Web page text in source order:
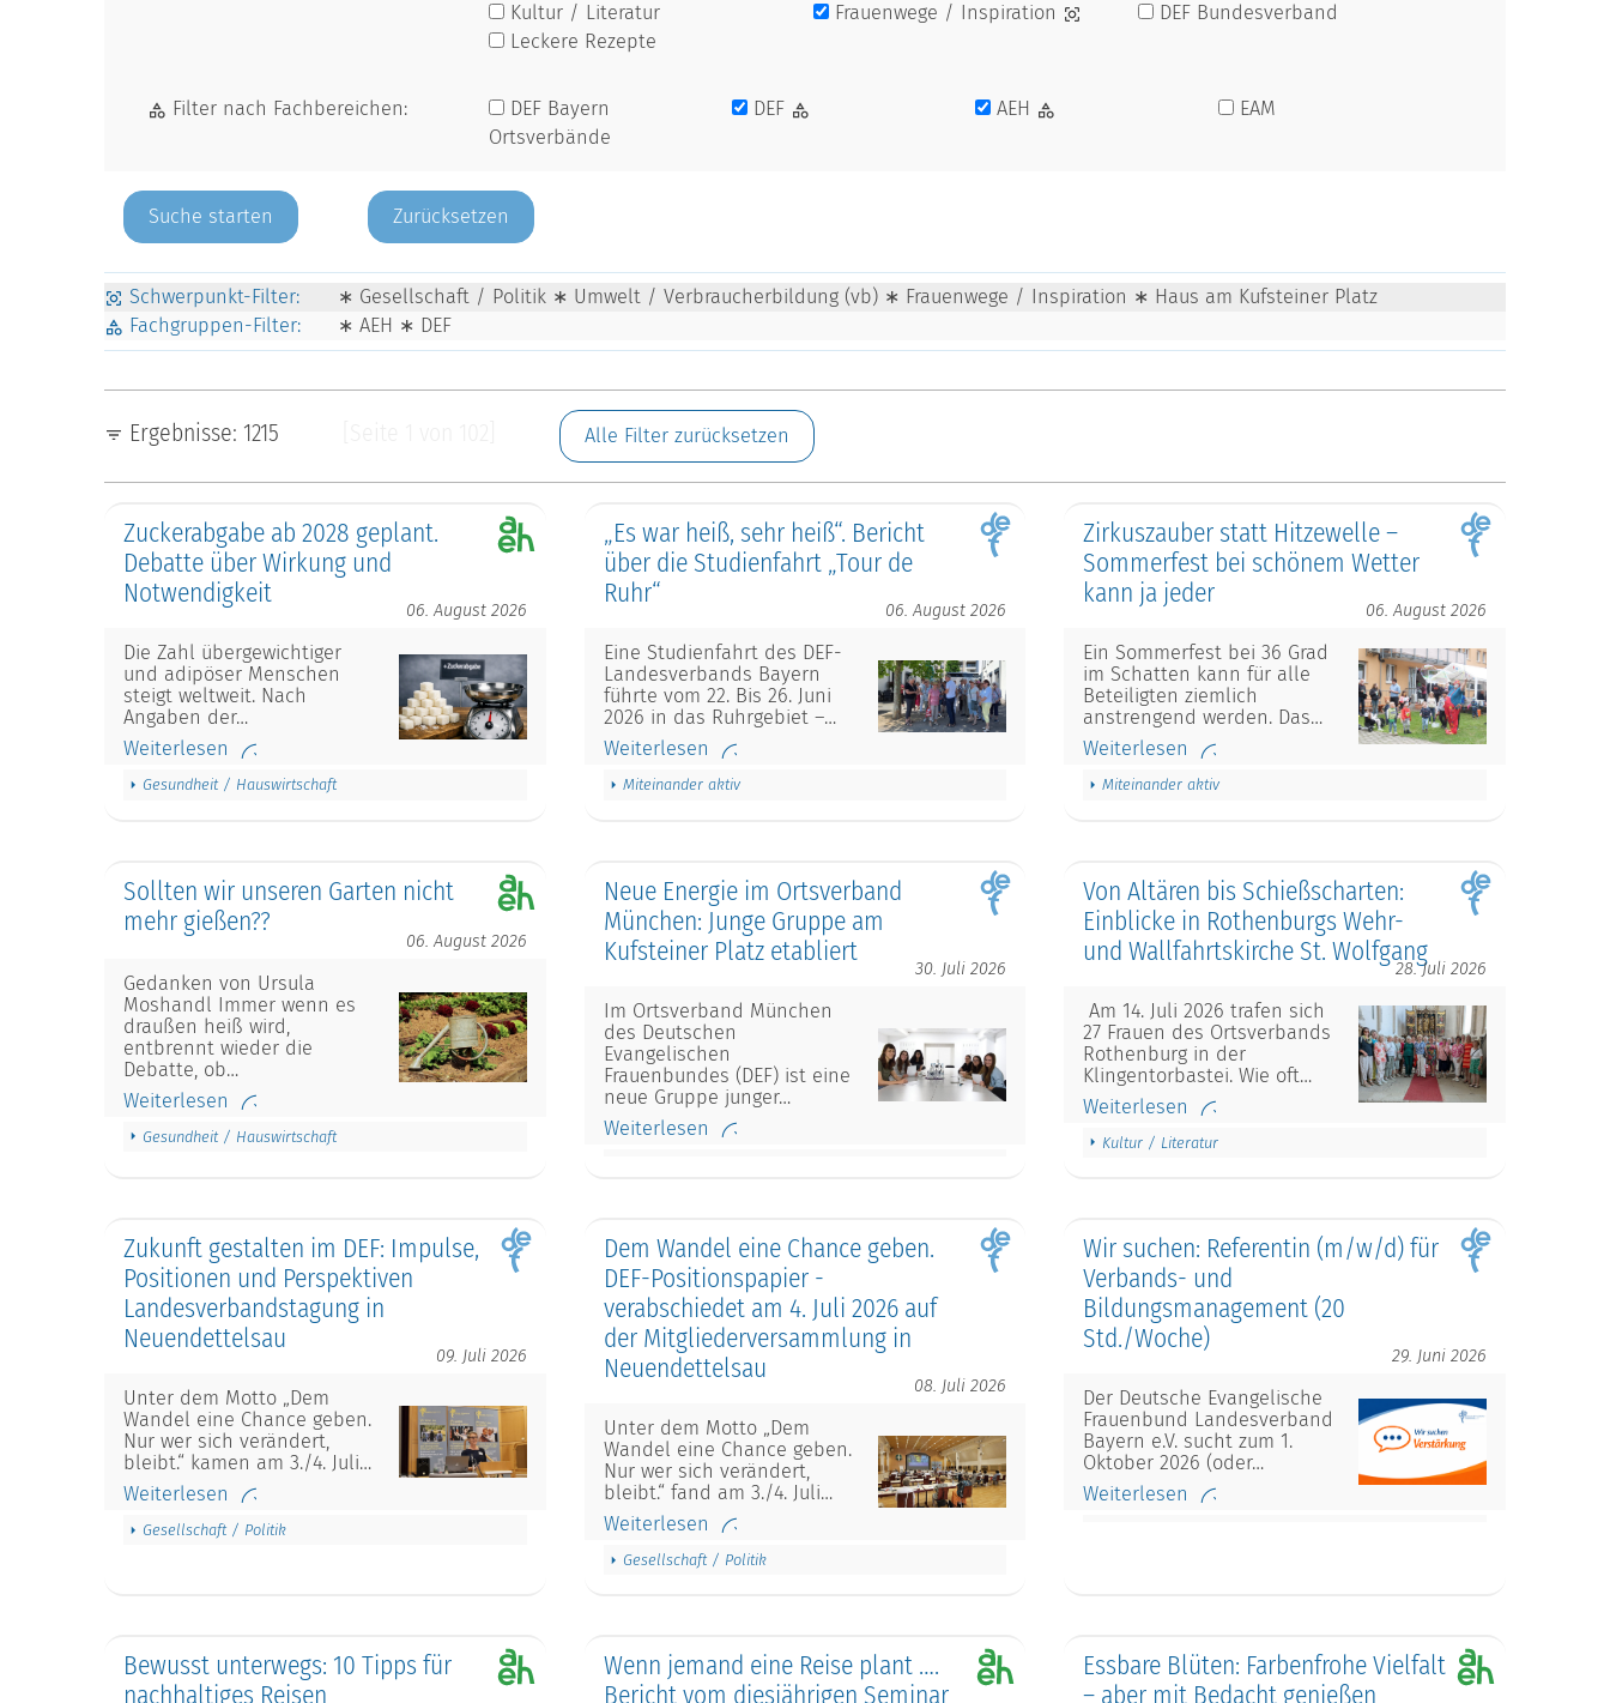
Kultur / Literatur
Frauenwege / Inspiration
DEF Bundesverband
Leckere Rezepte
Filter nach Fachbereichen:
DEF Bayern
Ortsverbände
DEF AEH EAM
Zurücksetzen
Schwerpunkt-Filter:
∗ Gesellschaft / Politik ∗ Umwelt / Verbraucherbildung (vb) ∗ Frauenwege / Inspiration ∗ Haus am Kufsteiner Platz
Fachgruppen-Filter:
∗ AEH ∗ DEF
Ergebnisse: 1215 Alle Filter zurücksetzen
Zuckerabgabe ab 2028 geplant.
Debatte über Wirkung und
Notwendigkeit
06. August 2026
Die Zahl übergewichtiger
und adipöser Menschen
steigt weltweit. Nach
Angaben der…
Weiterlesen
Gesundheit / Hauswirtschaft
„Es war heiß, sehr heiß“. Bericht
über die Studienfahrt „Tour de
Ruhr“
06. August 2026
Eine Studienfahrt des DEF-
Landesverbands Bayern
führte vom 22. Bis 26. Juni
2026 in das Ruhrgebiet –…
Weiterlesen
Miteinander aktiv
Zirkuszauber statt Hitzewelle –
Sommerfest bei schönem Wetter
kann ja jeder
06. August 2026
Ein Sommerfest bei 36 Grad
im Schatten kann für alle
Beteiligten ziemlich
anstrengend werden. Das…
Weiterlesen
Miteinander aktiv
Sollten wir unseren Garten nicht
mehr gießen??
06. August 2026
Gedanken von Ursula
Moshandl Immer wenn es
draußen heiß wird,
entbrennt wieder die
Debatte, ob…
Weiterlesen
Gesundheit / Hauswirtschaft
Neue Energie im Ortsverband
München: Junge Gruppe am
Kufsteiner Platz etabliert
30. Juli 2026
Im Ortsverband München
des Deutschen
Evangelischen
Frauenbundes (DEF) ist eine
neue Gruppe junger…
Weiterlesen
Von Altären bis Schießscharten:
Einblicke in Rothenburgs Wehr-
und Wallfahrtskirche St. Wolfgang
28. Juli 2026
Am 14. Juli 2026 trafen sich
27 Frauen des Ortsverbands
Rothenburg in der
Klingentorbastei. Wie oft…
Weiterlesen
Kultur / Literatur
Zukunft gestalten im DEF: Impulse,
Positionen und Perspektiven
Landesverbandstagung in
Neuendettelsau
09. Juli 2026
Unter dem Motto „Dem
Wandel eine Chance geben.
Nur wer sich verändert,
bleibt.“ kamen am 3./4. Juli…
Weiterlesen
Gesellschaft / Politik
Dem Wandel eine Chance geben.
DEF-Positionspapier -
verabschiedet am 4. Juli 2026 auf
der Mitgliederversammlung in
Neuendettelsau
08. Juli 2026
Unter dem Motto „Dem
Wandel eine Chance geben.
Nur wer sich verändert,
bleibt.“ fand am 3./4. Juli…
Weiterlesen
Gesellschaft / Politik
Wir suchen: Referentin (m/w/d) für
Verbands- und
Bildungsmanagement (20
Std./Woche)
29. Juni 2026
Der Deutsche Evangelische
Frauenbund Landesverband
Bayern e.V. sucht zum 1.
Oktober 2026 (oder…
Weiterlesen
Bewusst unterwegs: 10 Tipps für
nachhaltiges Reisen
Wenn jemand eine Reise plant ….
Bericht vom diesjährigen Seminar
Essbare Blüten: Farbenfrohe Vielfalt
– aber mit Bedacht genießen